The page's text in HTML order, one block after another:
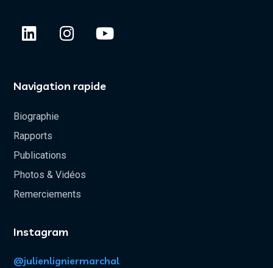
Navigation rapide
Biographie
Rapports
Publications
Photos & Vidéos
Remerciements
Instagram
@julienligniermarchal